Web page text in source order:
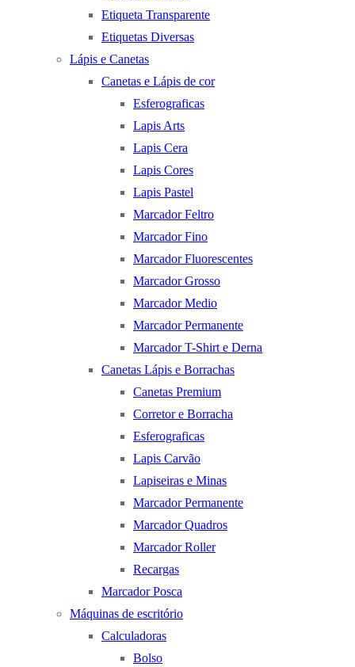
Etiqueta Transparente
Etiquetas Diversas
Lápis e Canetas
Canetas e Lápis de cor
Esferograficas
Lapis Arts
Lapis Cera
Lapis Cores
Lapis Pastel
Marcador Feltro
Marcador Fino
Marcador Fluorescentes
Marcador Grosso
Marcador Medio
Marcador Permanente
Marcador T-Shirt e Derna
Canetas Lápis e Borrachas
Canetas Premium
Corretor e Borracha
Esferograficas
Lapis Carvão
Lapiseiras e Minas
Marcador Permanente
Marcador Quadros
Marcador Roller
Recargas
Marcador Posca
Máquinas de escritório
Calculadoras
Bolso